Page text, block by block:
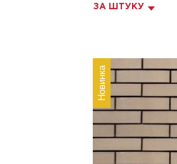
ЗА ШТУКУ
Новинка